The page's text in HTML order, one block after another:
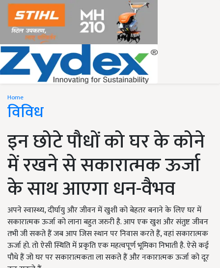
Home
विविध
इन छोटे पौधों को घर के कोने
में रखने से सकारात्मक ऊर्जा
के साथ आएगा धन-वैभव
अपने स्वास्थ्य, दीर्घायु और जीवन में खुशी को बेहतर बनाने के लिए घर में
सकारात्मक ऊर्जा को लाना बहुत जरुरी है. आप एक खुश और संतुष्ट जीवन
तभी जी सकते हैं जब आप जिस स्थान पर निवास करते हैं, वहां सकारात्मक
ऊर्जा हो. तो ऐसी स्थिति में प्रकृति एक महत्वपूर्ण भूमिका निभाती है. ऐसे कई
पौधे हैं जो घर पर सकारात्मकता ला सकते हैं और नकारात्मक ऊर्जा को दूर